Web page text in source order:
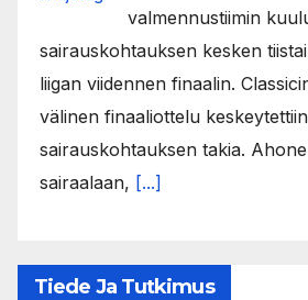
valmennustiimin
sairauskohtauksen kesken
liigan viidennen finaalin.
välinen finaaliottelu keskeytettiin
sairauskohtauksen takia.
sairaalaan, [...]
Tiede Ja Tutkimus